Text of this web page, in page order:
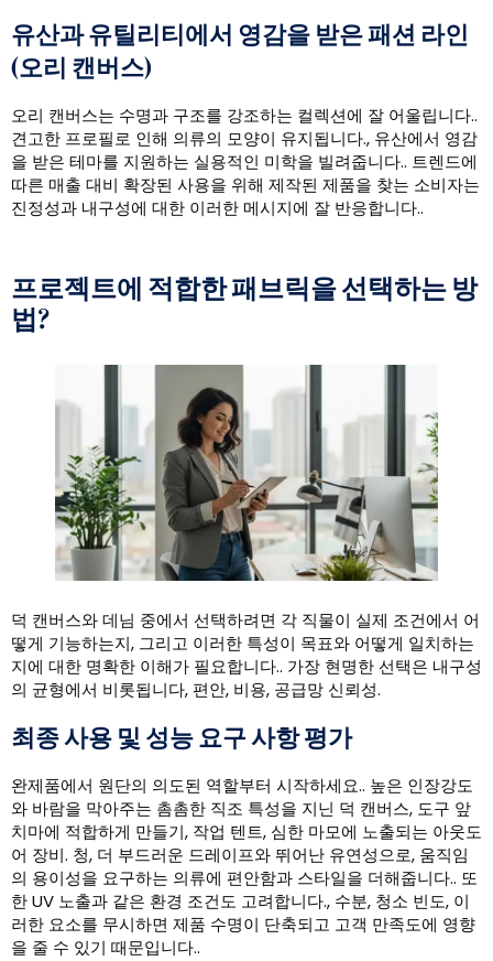
유산과 유틸리티에서 영감을 받은 패션 라인
(오리 캔버스)
오리 캔버스는 수명과 구조를 강조하는 컬렉션에 잘 어울립니다..
견고한 프로필로 인해 의류의 모양이 유지됩니다., 유산에서 영감
을 받은 테마를 지원하는 실용적인 미학을 빌려줍니다.. 트렌드에
따른 매출 대비 확장된 사용을 위해 제작된 제품을 찾는 소비자는
진정성과 내구성에 대한 이러한 메시지에 잘 반응합니다..
프로젝트에 적합한 패브릭을 선택하는 방
법?
덕 캔버스와 데님 중에서 선택하려면 각 직물이 실제 조건에서 어
떻게 기능하는지, 그리고 이러한 특성이 목표와 어떻게 일치하는
지에 대한 명확한 이해가 필요합니다.. 가장 현명한 선택은 내구성
의 균형에서 비롯됩니다, 편안, 비용, 공급망 신뢰성.
최종 사용 및 성능 요구 사항 평가
완제품에서 원단의 의도된 역할부터 시작하세요.. 높은 인장강도
와 바람을 막아주는 촘촘한 직조 특성을 지닌 덕 캔버스, 도구 앞
치마에 적합하게 만들기, 작업 텐트, 심한 마모에 노출되는 아웃도
어 장비. 청, 더 부드러운 드레이프와 뛰어난 유연성으로, 움직임
의 용이성을 요구하는 의류에 편안함과 스타일을 더해줍니다.. 또
한 UV 노출과 같은 환경 조건도 고려합니다., 수분, 청소 빈도, 이
러한 요소를 무시하면 제품 수명이 단축되고 고객 만족도에 영향
을 줄 수 있기 때문입니다..